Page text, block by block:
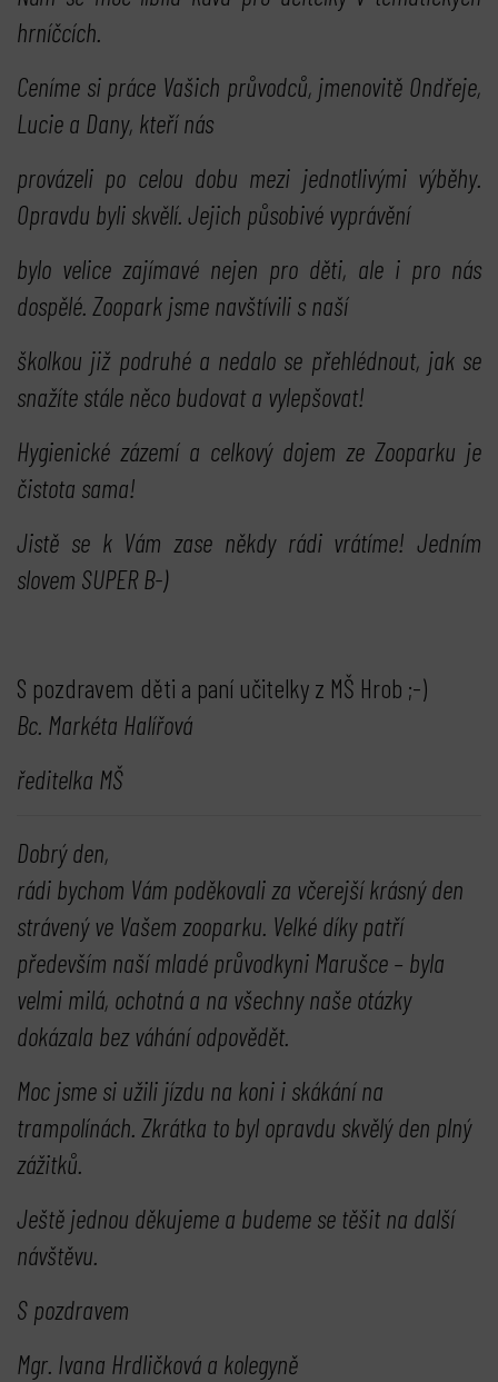
hrníčcích.
Ceníme si práce Vašich průvodců, jmenovitě Ondřeje,
Lucie a Dany, kteří nás
provázeli po celou dobu mezi jednotlivými výběhy.
Opravdu byli skvělí. Jejich působivé vyprávění
bylo velice zajímavé nejen pro děti, ale i pro nás
dospělé. Zoopark jsme navštívili s naší
školkou již podruhé a nedalo se přehlédnout, jak se
snažíte stále něco budovat a vylepšovat!
Hygienické zázemí a celkový dojem ze Zooparku je
čistota sama!
Jistě se k Vám zase někdy rádi vrátíme! Jedním
slovem SUPER B-)
S pozdravem děti a paní učitelky z MŠ Hrob ;-)
Bc. Markéta Halířová
ředitelka MŠ
Dobrý den,
rádi bychom Vám poděkovali za včerejší krásný den
strávený ve Vašem zooparku. Velké díky patří
především naší mladé průvodkyni Marušce – byla
velmi milá, ochotná a na všechny naše otázky
dokázala bez váhání odpovědět.
Moc jsme si užili jízdu na koni i skákání na
trampolínách. Zkrátka to byl opravdu skvělý den plný
zážitků.
Ještě jednou děkujeme a budeme se těšit na další
návštěvu.
S pozdravem
Mgr. Ivana Hrdličková a kolegyně